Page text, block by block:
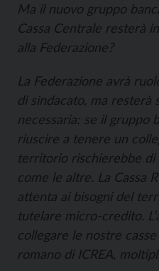
Ma il nuovo gruppo
Cassa Centrale resterà
alla Federazione?
La Federazione avrà
di sindacato, ma resterà
necessaria: se il gruppo
riuscire a tenere un
territorio rischierebbe di
come le altre. La Cassa
attenta ai bisogni del
tutelare micro-credito.
collegare le nostre
romano di ICREA,